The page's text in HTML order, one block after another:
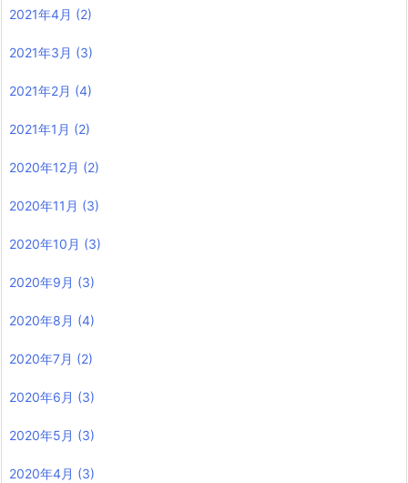
2021年4月 (2)
2021年3月 (3)
2021年2月 (4)
2021年1月 (2)
2020年12月 (2)
2020年11月 (3)
2020年10月 (3)
2020年9月 (3)
2020年8月 (4)
2020年7月 (2)
2020年6月 (3)
2020年5月 (3)
2020年4月 (3)